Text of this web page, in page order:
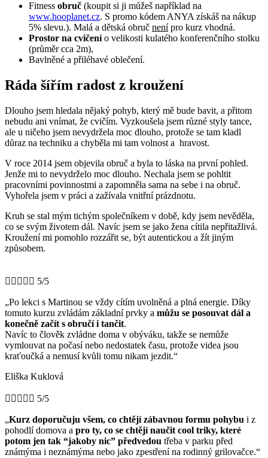
Fitness obruč (koupit si ji můžeš například na
www.hooplanet.cz. S promo kódem ANYA získáš na nákup
5% slevu.). Malá a dětská obruč nenípro kurz vhodná.
Prostor na cvičenío velikosti kulatého konferenčního stolku
(průměr cca 2m),
Bavlněné a přiléhavé oblečení.
Ráda šířím radost z kroužení
Dlouho jsem hledala nějaký pohyb, který mě bude bavit, a přitom
nebudu ani vnímat, že cvičím. Vyzkoušela jsem různé styly tance,
ale u ničeho jsem nevydržela moc dlouho, protože se tam kladl
důraz na techniku a chyběla mi tam volnost a hravost.
V roce 2014 jsem objevila obruč a byla to láska na první pohled.
Jenže mi to nevydrželo moc dlouho. Nechala jsem se pohltit
pracovními povinnostmi a zapomněla sama na sebe i na obruč.
Vyhořela jsem v práci a zažívala vnitřní prázdnotu.
Kruh se stal mým tichým společníkem v době, kdy jsem nevěděla,
co se svým životem dál. Navíc jsem se jako žena cítila nepřitažlivá.
Kroužení mi pomohlo rozzářit se, být autentickou a žít jiným
způsobem.
     5/5
„Po lekci s Martinou se vždy cítím uvolněná a plná energie. Díky
tomuto kurzu zvládám základní prvky a můžu se posouvat dál a
konečně začít s obručí i tančit.
Navíc to člověk zvládne doma v obýváku, takže se nemůže
vymlouvat na počasí nebo nedostatek času, protože videa jsou
kraťoučká a nemusí kvůli tomu nikam jezdit.“
Eliška Kuklová
     5/5
„Kurz doporučuju všem, co chtějí zábavnou formu pohybu i z
pohodlí domova a pro ty, co se chtějí naučit cool triky, které
potom jen tak “jakoby nic” předvedou třeba v parku před
známýma i neznámýma nebo jako zpestření na rodinný grilovačce.“